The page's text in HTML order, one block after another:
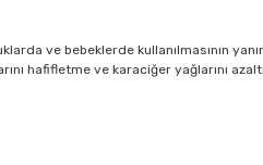
ve bebeklerde kullanılmasının
hafifletme ve karaciğer yağlarını